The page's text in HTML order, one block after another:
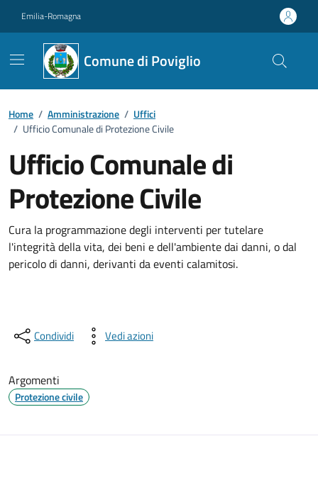
Emilia-Romagna
Comune di Poviglio
Home / Amministrazione / Uffici
/ Ufficio Comunale di Protezione Civile
Ufficio Comunale di
Protezione Civile
Cura la programmazione degli interventi per tutelare
l'integrità della vita, dei beni e dell'ambiente dai danni, o dal
pericolo di danni, derivanti da eventi calamitosi.
Condividi Vedi azioni
Argomenti
Protezione civile